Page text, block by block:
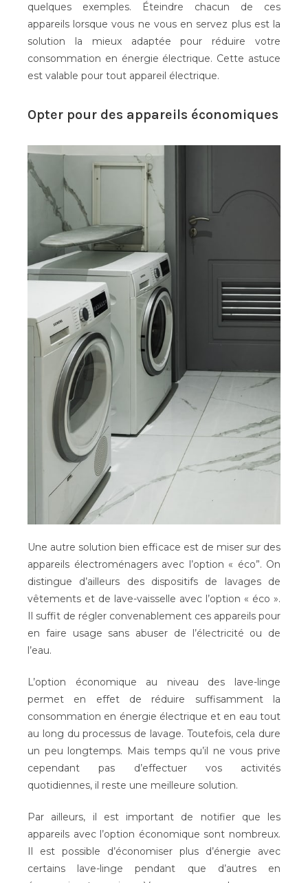
quelques exemples. Éteindre chacun de ces
appareils lorsque vous ne vous en servez plus est la
solution la mieux adaptée pour réduire votre
consommation en énergie électrique. Cette astuce
est valable pour tout appareil électrique.
Opter pour des appareils économiques
Une autre solution bien efficace est de miser sur des
appareils électroménagers avec l’option « éco”. On
distingue d’ailleurs des dispositifs de lavages de
vêtements et de lave-vaisselle avec l’option « éco ».
Il suffit de régler convenablement ces appareils pour
en faire usage sans abuser de l’électricité ou de
l’eau.
L’option économique au niveau des lave-linge
permet en effet de réduire suffisamment la
consommation en énergie électrique et en eau tout
au long du processus de lavage. Toutefois, cela dure
un peu longtemps. Mais temps qu’il ne vous prive
cependant pas d’effectuer vos activités
quotidiennes, il reste une meilleure solution.
Par ailleurs, il est important de notifier que les
appareils avec l’option économique sont nombreux.
Il est possible d’économiser plus d’énergie avec
certains lave-linge pendant que d’autres en